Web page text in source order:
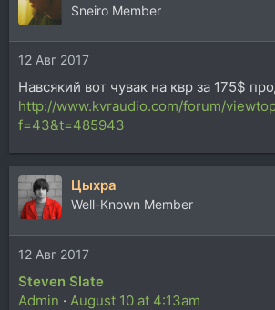
ц
и
и
:
Sneiro Member
12 Авг 2017
Навсякий вот чувак на квр за 175$
http://www.kvraudio.com/forum/
f=43&t=485943
Цыхра
Well-Known Member
12 Авг 2017
Steven Slate
Admin · August 10 at 4:13am